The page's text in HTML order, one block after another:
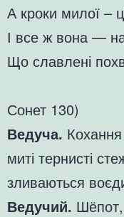
А кроки милої –
І все ж вона —
Що славлені
Сонет 130)
Ведуча. Кохання
миті тернисті
зливаються
Ведучий.